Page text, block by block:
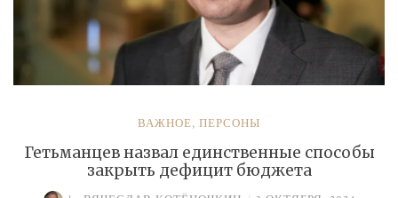
ВАЖНОЕ, ПЕРСОНЫ
Гетьманцев назвал единственные способы
закрыть дефицит бюджета